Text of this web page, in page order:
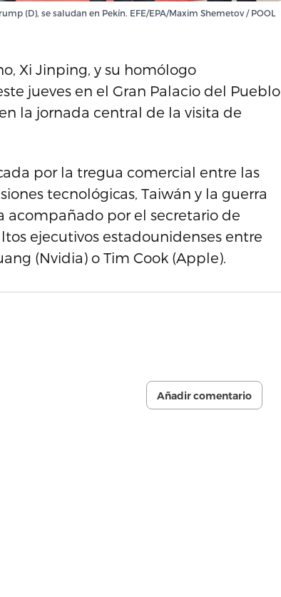
(D), se saludan en Pekín. EFE/EPA/Maxim Shemetov / POOL
Xi Jinping, y su homólogo
jueves en el Gran Palacio del Pueblo
la jornada central de la visita de
por la tregua comercial entre las
tecnológicas, Taiwán y la guerra
acompañado por el secretario de
ejecutivos estadounidenses entre
(Nvidia) o Tim Cook (Apple).
Añadir comentario